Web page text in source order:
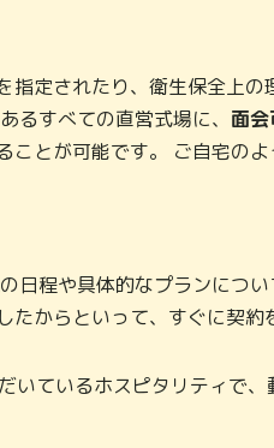
定されたり、衛生保全上
るすべての直営式場に、 面
とが可能です。 ご自宅の
日程や具体的なプランにつ
からといって、すぐに契約
ているホスピタリティで